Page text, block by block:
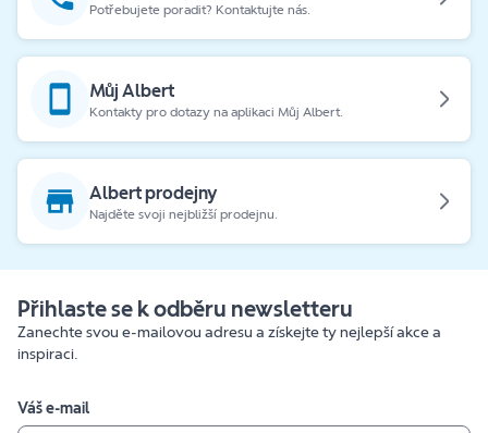
Potřebujete poradit? Kontaktujte nás.
Můj Albert
Kontakty pro dotazy na aplikaci Můj Albert.
Albert prodejny
Najděte svoji nejbližší prodejnu.
Přihlaste se k odběru newsletteru
Zanechte svou e-mailovou adresu a získejte ty nejlepší akce a
inspiraci.
Váš e-mail